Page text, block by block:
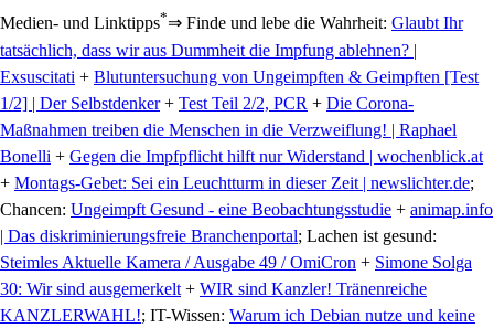
Medien- und Linktipps*⇒ Finde und lebe die Wahrheit: Glaubt Ihr
tatsächlich, dass wir aus Dummheit die Impfung ablehnen? |
Exsuscitati + Blutuntersuchung von Ungeimpften & Geimpften [Test
1/2] | Der Selbstdenker+ Test Teil 2/2, PCR + Die Corona-
Maßnahmen treiben die Menschen in die Verzweiflung! | Raphael
Bonelli + Gegen die Impfpflicht hilft nur Widerstand | wochenblick.at
+ Montags-Gebet: Sei ein Leuchtturm in dieser Zeit | newslichter.de;
Chancen: Ungeimpft Gesund - eine Beobachtungsstudie + animap.info
| Das diskriminierungsfreie Branchenportal; Lachen ist gesund:
Steimles Aktuelle Kamera / Ausgabe 49 / OmiCron + Simone Solga
30: Wir sind ausgemerkelt + WIR sind Kanzler! Tränenreiche
KANZLERWAHL!; IT-Wissen: Warum ich Debian nutze und keine